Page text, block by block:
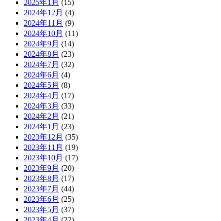
2025年1月 (15)
2024年12月 (4)
2024年11月 (9)
2024年10月 (11)
2024年9月 (14)
2024年8月 (23)
2024年7月 (32)
2024年6月 (4)
2024年5月 (8)
2024年4月 (17)
2024年3月 (33)
2024年2月 (21)
2024年1月 (23)
2023年12月 (35)
2023年11月 (19)
2023年10月 (17)
2023年9月 (20)
2023年8月 (17)
2023年7月 (44)
2023年6月 (25)
2023年5月 (37)